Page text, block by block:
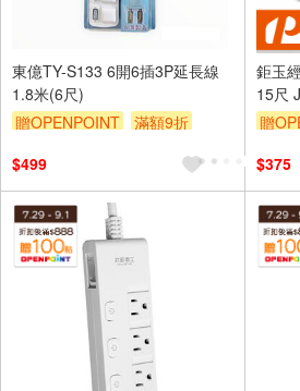
東億TY-S133 6開6插3P延長線
1.8米(6尺)
贈OPENPOINT
滿額9折
$499
鉅玉
15尺
贈
$375